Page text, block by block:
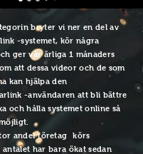
bryter vi ner en del av
-systemet, kör några
ger vår ärliga 1 månaders
att dessa videor och de som
kan hjälpa den
-användaren att bli bättre
och hålla systemet online så
andel företag
körs
har bara ökat sedan